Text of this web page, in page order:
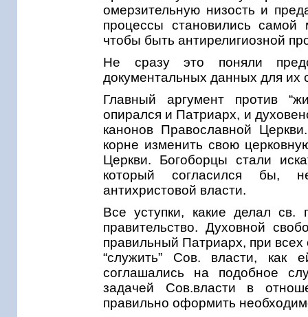
омерзительную низость и
процессы становились самой
чтобы быть антирелигиозной
Не сразу это поняли
документальных данных для их
Главный аргумент против
опирался и Патриарх, и
канонов Православной
корне изменить свою
Церкви. Богоборцы стали
который согласился бы,
антихристовой власти.
Все уступки, какие делал св.
правительство. Духовной
правильный Патриарх, при всех
“служить” Сов. власти,
соглашались на подобное
задачей Сов.власти в
правильно оформить